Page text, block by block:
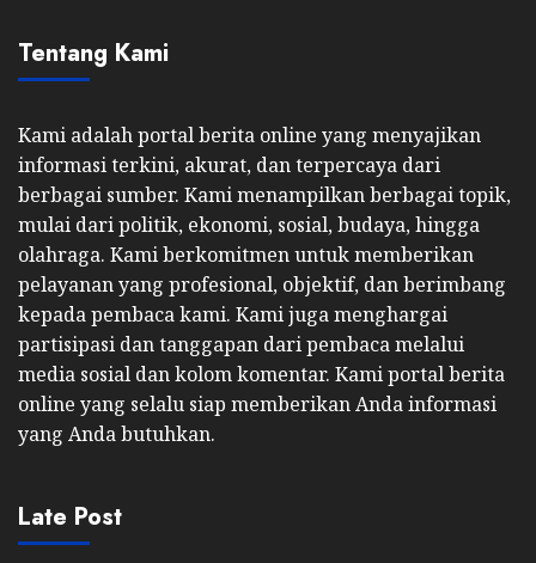
Tentang Kami
Kami adalah portal berita online yang menyajikan
informasi terkini, akurat, dan terpercaya dari
berbagai sumber. Kami menampilkan berbagai topik,
mulai dari politik, ekonomi, sosial, budaya, hingga
olahraga. Kami berkomitmen untuk memberikan
pelayanan yang profesional, objektif, dan berimbang
kepada pembaca kami. Kami juga menghargai
partisipasi dan tanggapan dari pembaca melalui
media sosial dan kolom komentar. Kami portal berita
online yang selalu siap memberikan Anda informasi
yang Anda butuhkan.
Late Post